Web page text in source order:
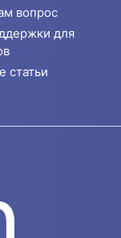
вопрос
для
статьи